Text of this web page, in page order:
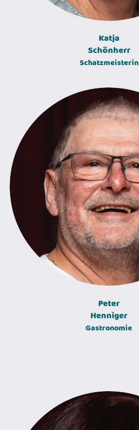
Katja
Schönherr
Schatzmeisterin
Peter
Henniger
Gastronomie